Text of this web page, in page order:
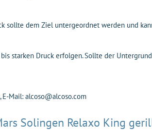
sollte dem Ziel untergeordnet werden und
starken Druck erfolgen. Sollte der
Mail: alcoso@alcoso.com
Solingen Relaxo King